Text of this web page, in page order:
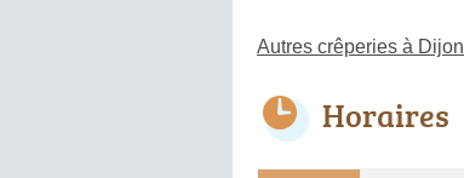
Autres crêperies à Dijon
Horaires